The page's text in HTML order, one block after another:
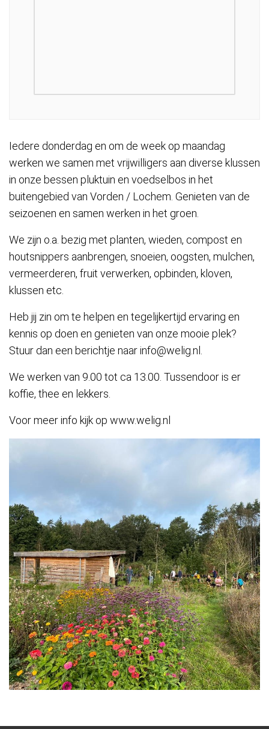
Iedere donderdag en om de week op maandag
werken we samen met vrijwilligers aan diverse klussen
in onze bessen pluktuin en voedselbos in het
buitengebied van Vorden / Lochem. Genieten van de
seizoenen en samen werken in het groen.
We zijn o.a. bezig met planten, wieden, compost en
houtsnippers aanbrengen, snoeien, oogsten, mulchen,
vermeerderen, fruit verwerken, opbinden, kloven,
klussen etc.
Heb jij zin om te helpen en tegelijkertijd ervaring en
kennis op doen en genieten van onze mooie plek?
Stuur dan een berichtje naar info@welig.nl.
We werken van 9.00 tot ca 13.00. Tussendoor is er
koffie, thee en lekkers.
Voor meer info kijk op www.welig.nl